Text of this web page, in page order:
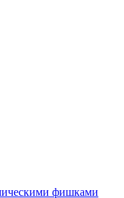
фишками